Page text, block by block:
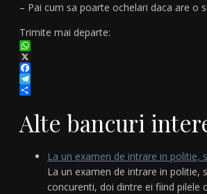
– Pai cum sa poarte ochelari daca are o
Trimite mai departe:
WhatsApp
X
Facebook
Telegram
Alte bancuri
La un examen de intrare in politie,
La un examen de intrare in politie,
concurenti, doi dintre ei fiind pilele